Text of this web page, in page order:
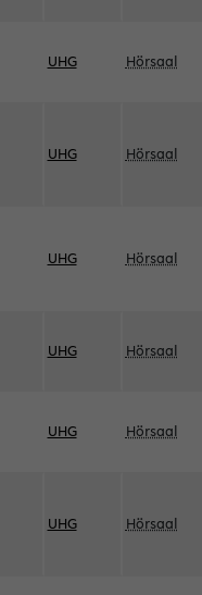
UHG Hörsaal
UHG Hörsaal
UHG Hörsaal
UHG Hörsaal
UHG Hörsaal
UHG Hörsaal